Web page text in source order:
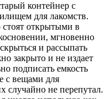
контейнер с
для лакомств.
открытыми в
мгновенно
и рассыпать
закрыто и не издает
подписать емкость
с вещами для
случайно не перепутал.